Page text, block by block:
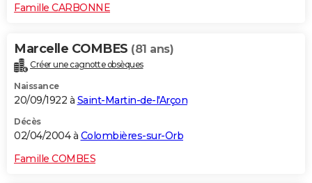
Famille CARBONNE
Marcelle COMBES (81 ans)
Créer une cagnotte obsèques
Naissance
20/09/1922 à Saint-Martin-de-l'Arçon
Décès
02/04/2004 à Colombières-sur-Orb
Famille COMBES